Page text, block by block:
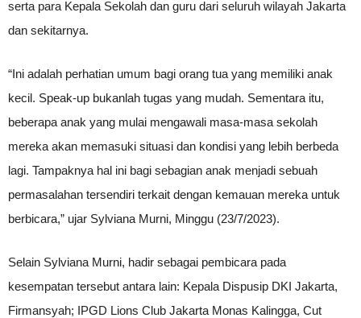
serta para Kepala Sekolah dan guru dari seluruh wilayah Jakarta
dan sekitarnya.
“Ini adalah perhatian umum bagi orang tua yang memiliki anak
kecil. Speak-up bukanlah tugas yang mudah. Sementara itu,
beberapa anak yang mulai mengawali masa-masa sekolah
mereka akan memasuki situasi dan kondisi yang lebih berbeda
lagi. Tampaknya hal ini bagi sebagian anak menjadi sebuah
permasalahan tersendiri terkait dengan kemauan mereka untuk
berbicara,” ujar Sylviana Murni, Minggu (23/7/2023).
Selain Sylviana Murni, hadir sebagai pembicara pada
kesempatan tersebut antara lain: Kepala Dispusip DKI Jakarta,
Firmansyah; IPGD Lions Club Jakarta Monas Kalingga, Cut